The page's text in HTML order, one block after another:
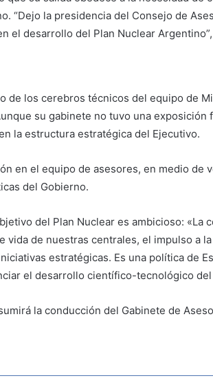
“Dejo la presidencia del Consejo de
el desarrollo del Plan Nuclear
de los cerebros técnicos del equipo de
su gabinete no tuvo una exposición
la estructura estratégica del Ejecutivo.
en el equipo de asesores, en medio de
del Gobierno.
del Plan Nuclear es ambicioso: «La
vida de nuestras centrales, el impulso a
estratégicas. Es una política de
el desarrollo científico-tecnológico del
la conducción del Gabinete de